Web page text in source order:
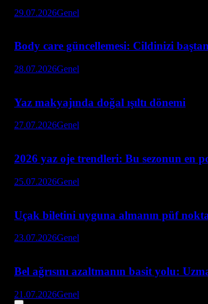
29.07.2026Genel
Body care güncellemesi: Cildinizi
28.07.2026Genel
Yaz makyajında doğal ışıltı dönemi
27.07.2026Genel
2026 yaz oje trendleri: Bu sezonun en
25.07.2026Genel
Uçak biletini uyguna almanın püf
23.07.2026Genel
Bel ağrısını azaltmanın basit yolu:
21.07.2026Genel